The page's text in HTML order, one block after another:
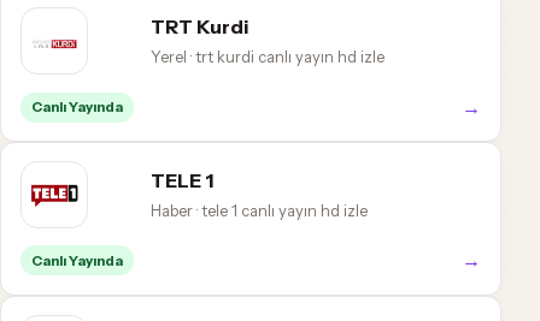
TRT Kurdi
Yerel · trt kurdi canlı yayın hd izle
Canlı Yayında →
TELE 1
Haber · tele 1 canlı yayın hd izle
Canlı Yayında →